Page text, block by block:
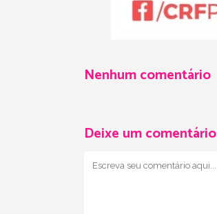
Nenhum comentário
Deixe um comentário